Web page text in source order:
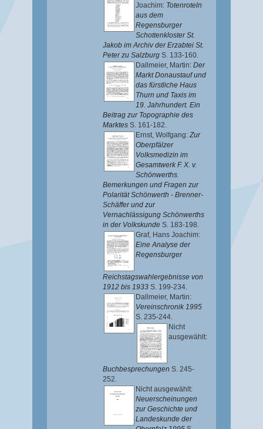
Joachim: Totenroteln
aus dem
Regensburger
Schottenkloster St.
Jakob im Archiv der Erzabtei St.
Peter zu Salzburg S. 133-160.
Dallmeier, Martin: Der
Markt Donaustauf und
das fürstliche Haus
Thurn und Taxis im
19. Jahrhundert. Ein
Beitrag zur Topographie des
Marktes S. 161-182.
Ernst, Wolfgang:Zur
Oberpfälzer
Volksmedizin im
Gesamtwerk F. X. v.
Schönwerths.
Bemerkungen und Fragen zur
Polarität Schönwerth - Brenner-
Schäffer und zur
Vernachlässigung Schönwerths
in der Volkskunde S. 183-198.
Graf, Hans Joachim:
Eine Analyse der
Regensburger
Reichstagswahlergebnisse von
1912 bis 1933 S. 199-234.
Dallmeier, Martin:
Vereinschronik 1995
S. 235-244.
Nicht
ausgewählt:
Buchbesprechungen S. 245-
252.
Nicht ausgewählt:
Neuerscheinungen
zur Geschichte und
Landeskunde der